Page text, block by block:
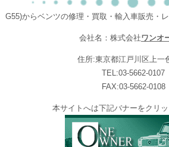
G55)からベンツの修理・買取・輸入車販売・
会社名：株式会社ワンオ
住所:東京都江戸川区上一
TEL:03-5662-0107
FAX:03-5662-0108
本サイトへは下記バナーをクリ